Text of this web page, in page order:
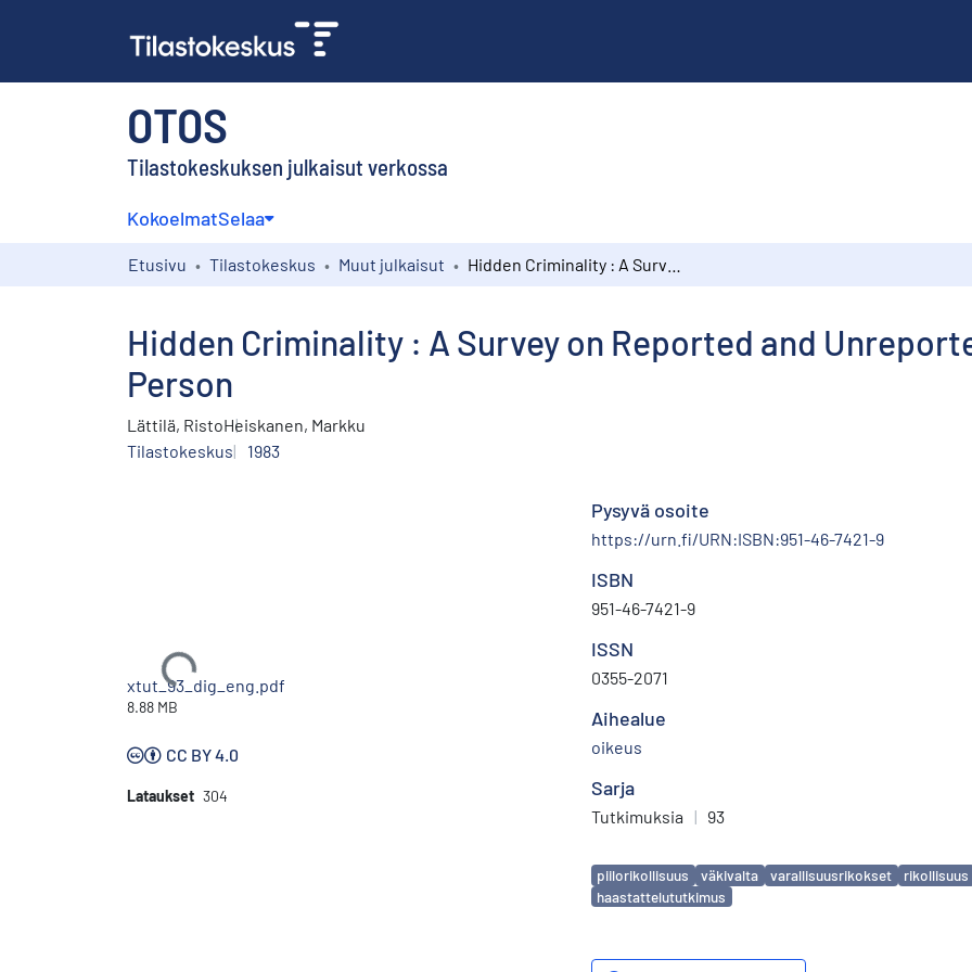
OTOS
Tilastokeskuksen julkaisut verkossa
KokoelmatSelaa
Etusivu Tilastokeskus Muut julkaisut
Hidden Criminality : A Survey on Reported and
Person
Lättilä, RistoHeiskanen, Markku
Tilastokeskus
1983
Ladataan...
xtut_93_dig_eng.pdf
8.88 MB
CC BY 4.0
Lataukset 304
Pysyvä osoite
https://urn.fi/URN:ISBN:951-46-7421-9
ISBN
951-46-7421-9
ISSN
0355-2071
Aihealue
oikeus
Sarja
Tutkimuksia | 93
Avainsanat
piilorikollisuus väkivalta varallisuusrikokset rikollisuus
haastattelututkimus